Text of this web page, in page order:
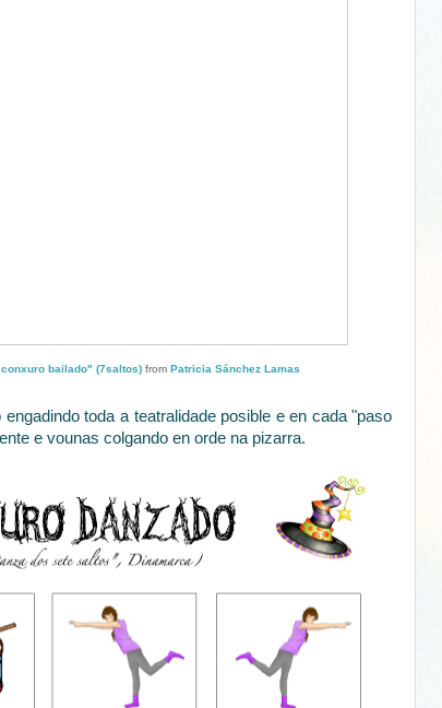
bailado" (7saltos) from Patricia Sánchez Lamas
toda a teatralidade posible e en cada "paso
e vounas colgando en orde na pizarra.